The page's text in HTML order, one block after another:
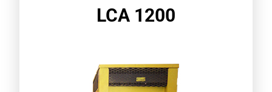
LCA 1200